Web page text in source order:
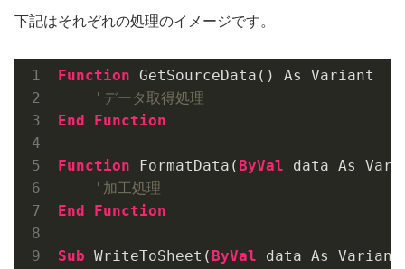
下記はそれぞれの処理のイメージです。
Function GetSourceData() As Variant
'データ取得処理
End
Function
Function FormatData( ByVal data As
'加工処理
End
Function
Sub WriteToSheet( ByVal data As